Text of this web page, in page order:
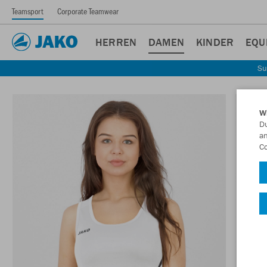
Teamsport Corporate Teamwear
HERREN DAMEN KINDER